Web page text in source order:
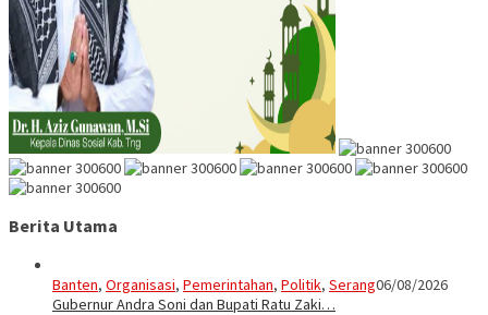
Berita Utama
Banten, Organisasi, Pemerintahan, Politik, Serang06/08/2026
Gubernur Andra Soni dan Bupati Ratu Zaki…